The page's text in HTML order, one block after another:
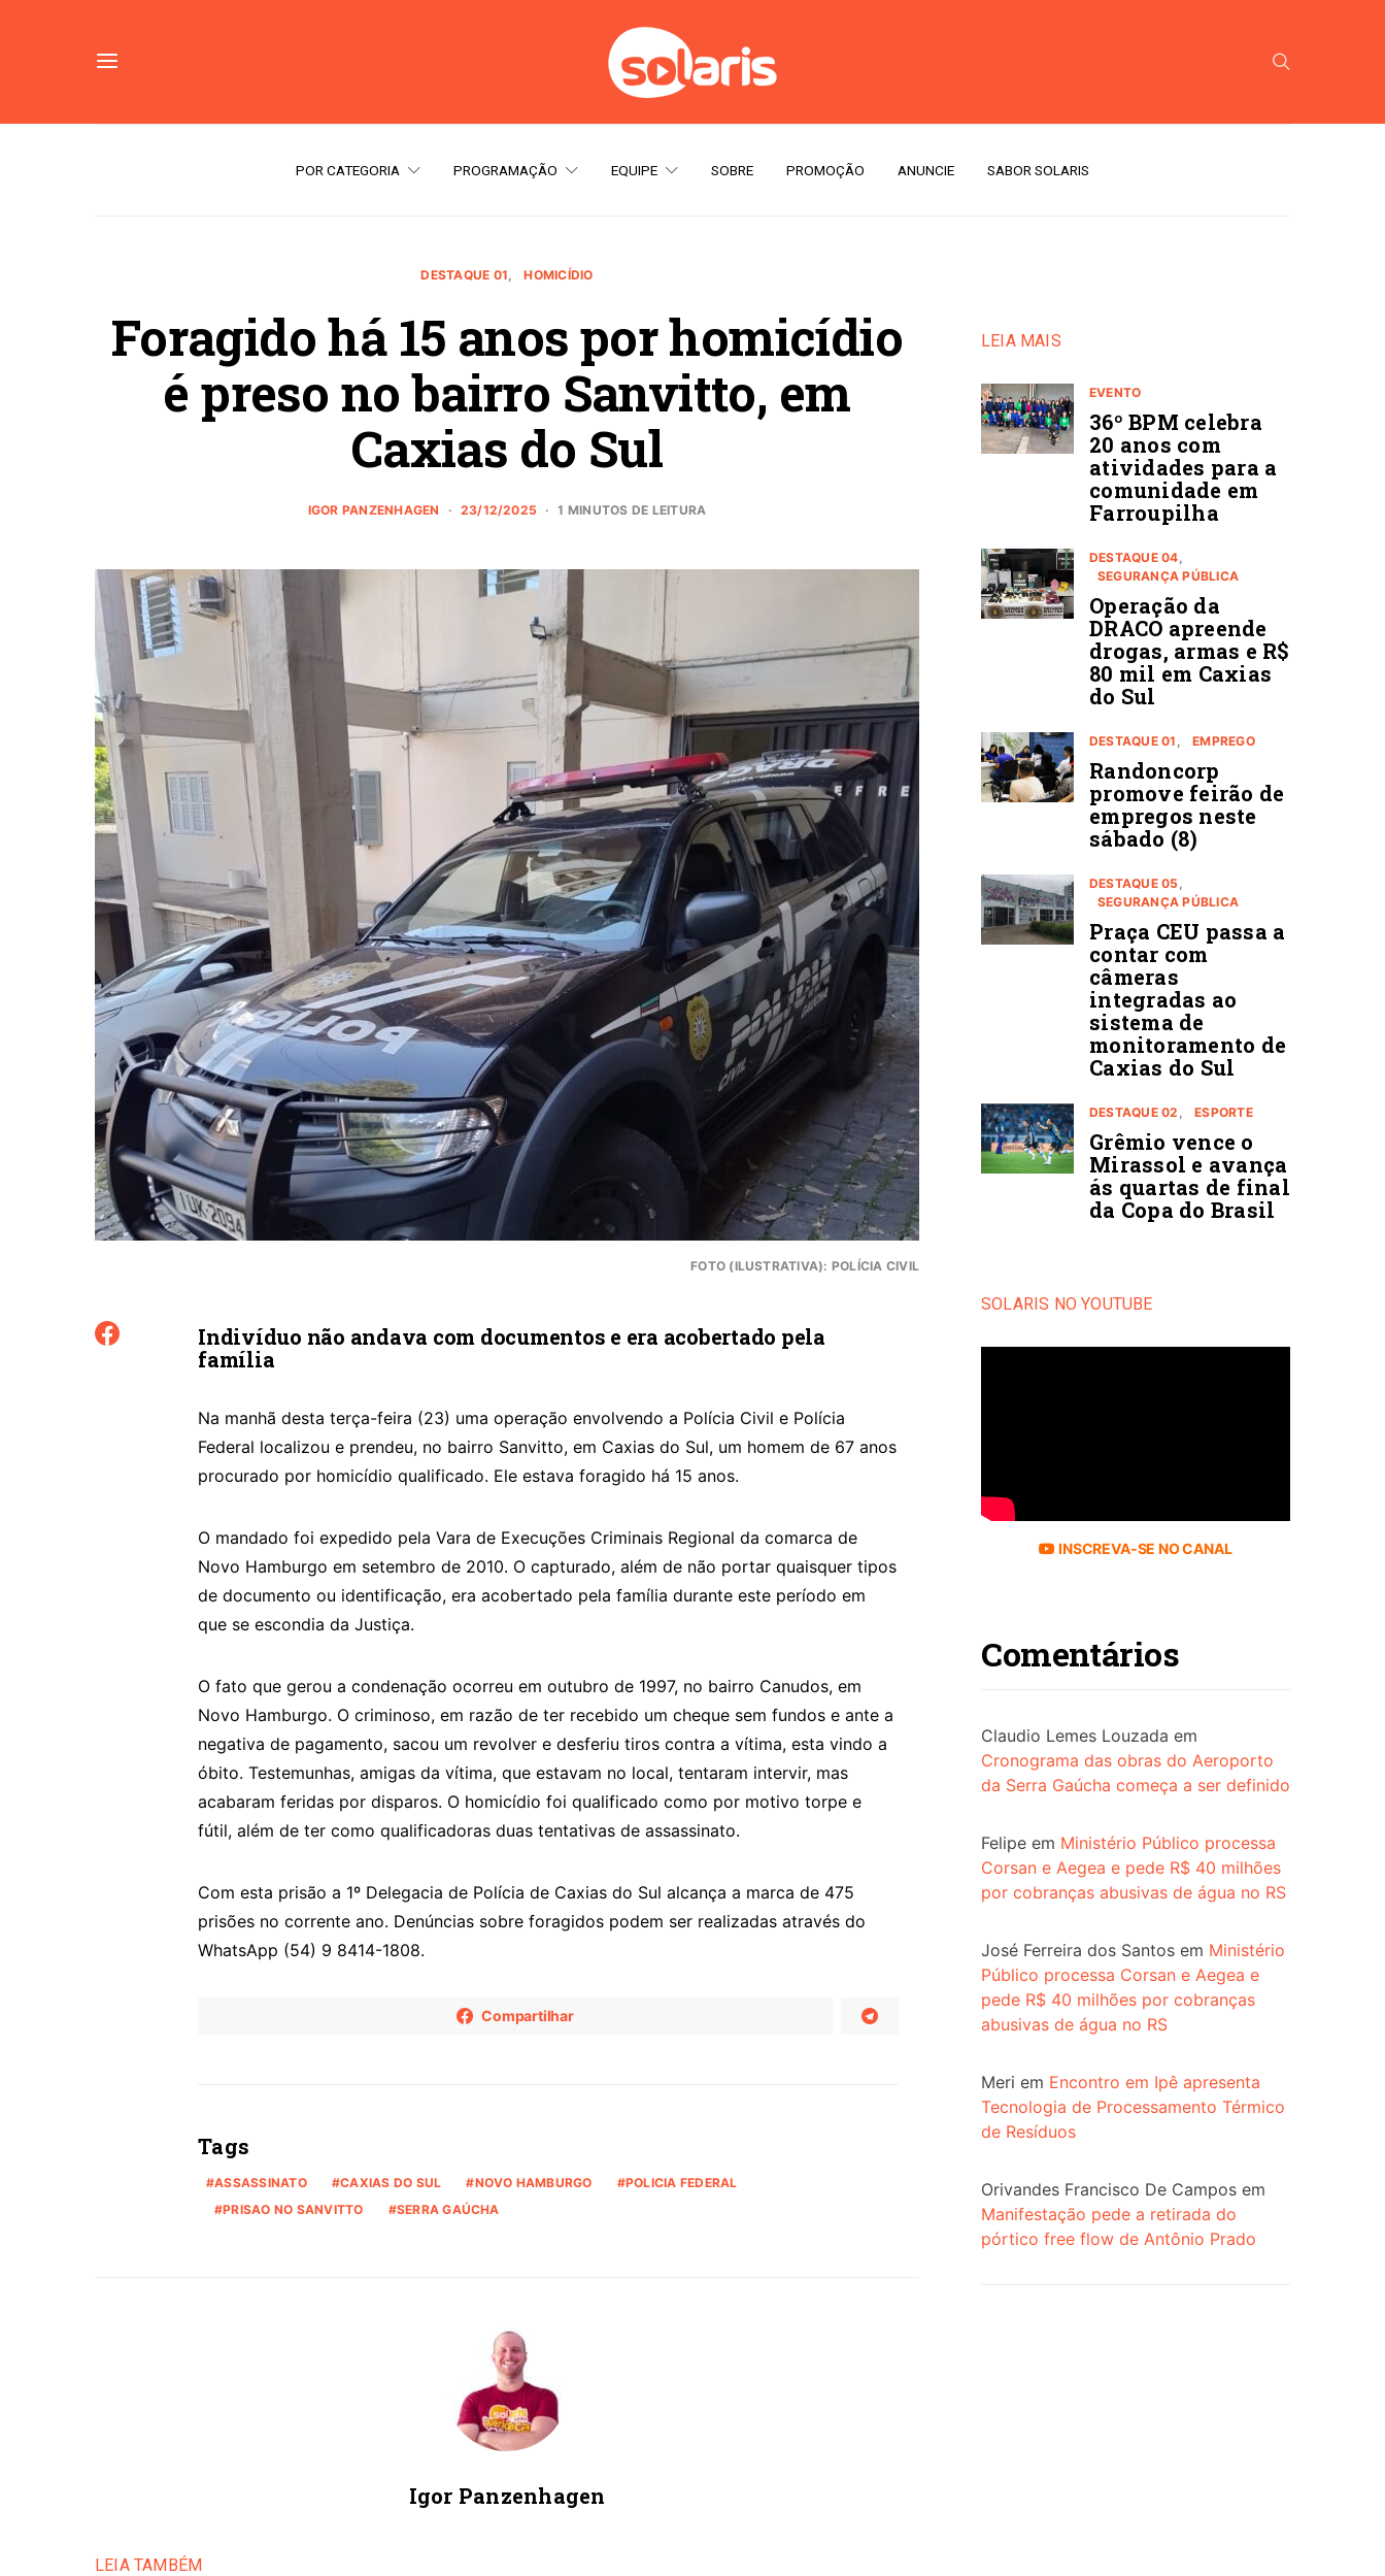
POR CATEGORIA PROGRAMAÇÃO EQUIPE SOBRE PROMOÇÃO ANUNCIE SABOR SOLARIS
DESTAQUE 01 HOMICÍDIO
Foragido há 15 anos por homicídio
é preso no bairro Sanvitto, em
Caxias do Sul
IGOR PANZENHAGEN 23/12/2025 1 MINUTOS DE LEITURA
FOTO (ILUSTRATIVA): POLÍCIA CIVIL
Indivíduo não andava com documentos e era acobertado pela
família
Na manhã desta terça-feira (23) uma operação envolvendo a Polícia Civil e Polícia
Federal localizou e prendeu, no bairro Sanvitto, em Caxias do Sul, um homem de 67 anos
procurado por homicídio qualificado. Ele estava foragido há 15 anos.
O mandado foi expedido pela Vara de Execuções Criminais Regional da comarca de
Novo Hamburgo em setembro de 2010. O capturado, além de não portar quaisquer tipos
de documento ou identificação, era acobertado pela família durante este período em
que se escondia da Justiça.
O fato que gerou a condenação ocorreu em outubro de 1997, no bairro Canudos, em
Novo Hamburgo. O criminoso, em razão de ter recebido um cheque sem fundos e ante a
negativa de pagamento, sacou um revolver e desferiu tiros contra a vítima, esta vindo a
óbito. Testemunhas, amigas da vítima, que estavam no local, tentaram intervir, mas
acabaram feridas por disparos. O homicídio foi qualificado como por motivo torpe e
fútil, além de ter como qualificadoras duas tentativas de assassinato.
Com esta prisão a 1º Delegacia de Polícia de Caxias do Sul alcança a marca de 475
prisões no corrente ano. Denúncias sobre foragidos podem ser realizadas através do
WhatsApp (54) 9 8414-1808.
Compartilhar
Tags
ASSASSINATO CAXIAS DO SUL NOVO HAMBURGO
POLICIA FEDERAL
PRISAO NO SANVITTO
SERRA GAÚCHA
Igor Panzenhagen
LEIA TAMBÉM
LEIA MAIS
EVENTO
36º BPM celebra
20 anos com
atividades para a
comunidade em
Farroupilha
DESTAQUE 04
SEGURANÇA PÚBLICA
Operação da
DRACO apreende
drogas, armas e R$
80 mil em Caxias
do Sul
DESTAQUE 01 EMPREGO
Randoncorp
promove feirão de
empregos neste
sábado (8)
DESTAQUE 05
SEGURANÇA PÚBLICA
Praça CEU passa a
contar com
câmeras
integradas ao
sistema de
monitoramento de
Caxias do Sul
DESTAQUE 02 ESPORTE
Grêmio vence o
Mirassol e avança
ás quartas de final
da Copa do Brasil
SOLARIS NO YOUTUBE
INSCREVA-SE NO CANAL
Comentários
Claudio Lemes Louzada em
Cronograma das obras do Aeroporto
da Serra Gaúcha começa a ser definido
Felipe em Ministério Público processa
Corsan e Aegea e pede R$ 40 milhões
por cobranças abusivas de água no RS
José Ferreira dos Santos em Ministério
Público processa Corsan e Aegea e
pede R$ 40 milhões por cobranças
abusivas de água no RS
Meri em Encontro em Ipê apresenta
Tecnologia de Processamento Térmico
de Resíduos
Orivandes Francisco De Campos em
Manifestação pede a retirada do
pórtico free flow de Antônio Prado